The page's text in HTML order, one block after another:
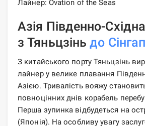
Лайнер: Ovation of the Seas
Азія Південно-
з Тяньцзіньдо
З китайського порту Тяньцзінь
лайнер у велике плавання
Азією. Тривалість вояжу
повноцінних днів корабель
Перша зупинка відбудеться на
(Японія). На особливу увагу